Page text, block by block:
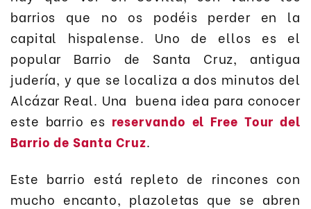
barrios que no os podéis perder en la
capital hispalense. Uno de ellos es el
popular Barrio de Santa Cruz, antigua
judería, y que se localiza a dos minutos del
Alcázar Real. Una buena idea para conocer
este barrio es reservando el Free Tour del
Barrio de Santa Cruz.
Este barrio está repleto de rincones con
mucho encanto, plazoletas que se abren